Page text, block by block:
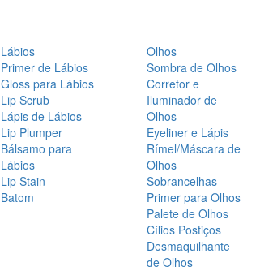
Lábios
Primer de Lábios
Gloss para Lábios
Lip Scrub
Lápis de Lábios
Lip Plumper
Bálsamo para
Lábios
Lip Stain
Batom
Olhos
Sombra de Olhos
Corretor e
Iluminador de
Olhos
Eyeliner e Lápis
Rímel/Máscara de
Olhos
Sobrancelhas
Primer para Olhos
Palete de Olhos
Cílios Postiços
Desmaquilhante
de Olhos